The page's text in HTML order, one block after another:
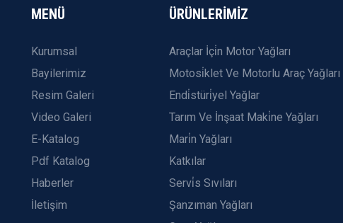
MENÜ
Kurumsal
Bayilerimiz
Resim Galeri
Video Galeri
E-Katalog
Pdf Katalog
Haberler
İletişim
ÜRÜNLERİMİZ
Araçlar İçi̇n Motor Yağları
Motosi̇klet Ve Motorlu Araç Yağları
Endi̇stüri̇yel Yağlar
Tarım Ve İnşaat Maki̇ne Yağları
Mari̇n Yağları
Katkılar
Servi̇s Sıvıları
Şanzıman Yağları